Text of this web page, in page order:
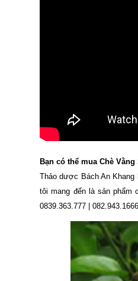
Bạn có thể mua Chè
Thảo dược Bách An
tôi mang đến là sản phẩm
0839.363.777 |